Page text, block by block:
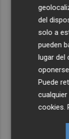
del
solo a
pueden
lugar del
Puede
cookies .